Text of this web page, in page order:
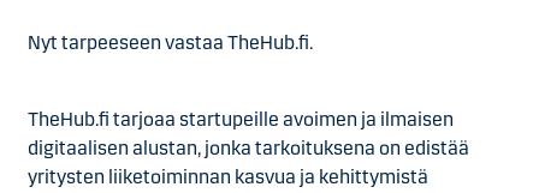
Nyt tarpeeseen vastaa TheHub.fi.
TheHub.fi tarjoaa startupeille avoimen ja ilmaisen
digitaalisen alustan, jonka tarkoituksena on edistää
yritysten liiketoiminnan kasvua ja kehittymistä